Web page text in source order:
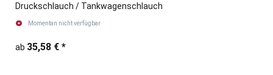
Druckschlauch / Tankwagenschlauch
Momentan nicht verfügbar
ab 35,58 € *